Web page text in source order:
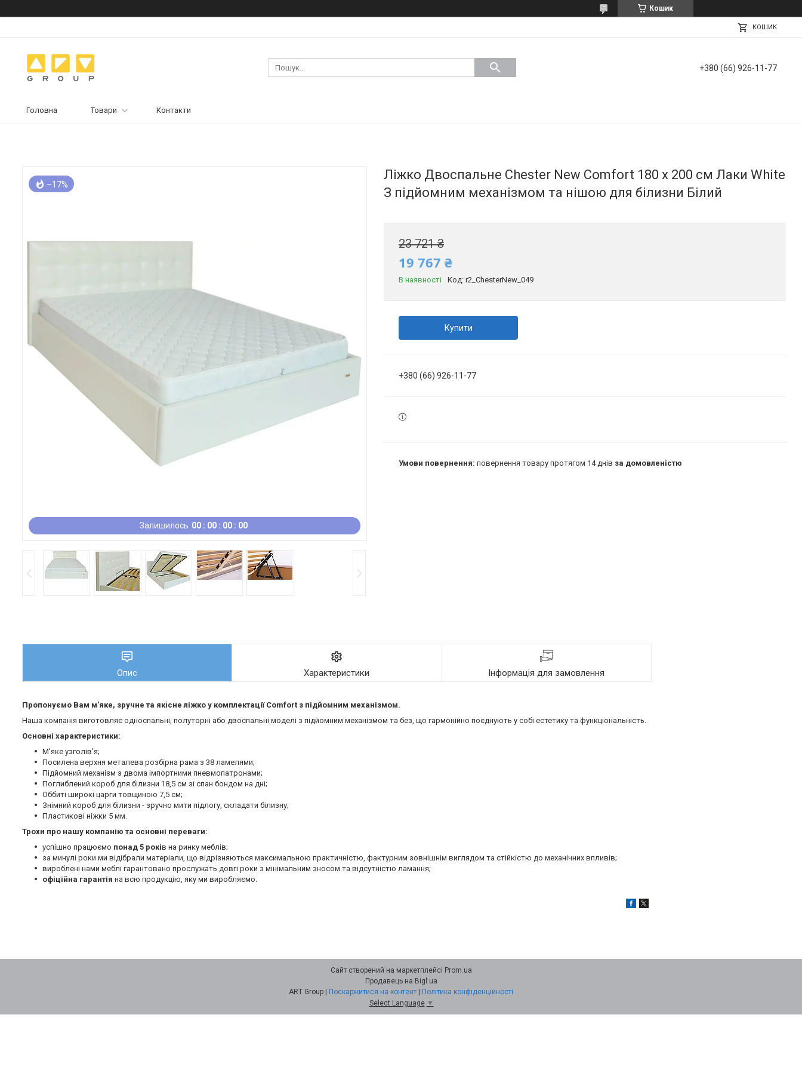
Кошик
КОШИК
+380 (66) 926-11-77
Головна Товари Контакти
Залишилось 00 00 00 00
–17%
Ліжко Двоспальне Chester New Comfort 180 х 200 см Лаки White
З підйомним механізмом та нішою для білизни Білий
23 721 ₴
19 767 ₴
В наявності Код: r2_ChesterNew_049
Купити
+380 (66) 926-11-77
повернення товару протягом 14 днів за домовленістю
Опис Характеристики Інформація для замовлення
Пропонуємо Вам м'яке, зручне та якiсне ліжко у комплектації Comfort з підйомним механізмом.
Наша компанія виготовляє односпальні, полуторні або двоспальні моделі з підйомним механізмом та без, що гармонійно поєднують у собі естетику та функціональність.
Основні характеристики:
М’яке узголів’я;
Посилена верхня металева розбірна рама з 38 ламелями;
Підйомний механізм з двома імпортними пневмопатронами;
Поглиблений короб для білизни 18,5 см зі спан бондом на дні;
Оббиті широкі царги товщиною 7,5 см;
Знімний короб для білизни - зручно мити підлогу, складати білизну;
Пластикові ніжки 5 мм.
Трохи про нашу компанію та основні переваги:
успішно працюємо понад 5 років на ринку меблів;
за минулі роки ми відібрали матеріали, що відрізняються максимальною практичністю, фактурним зовнішнім виглядом та стійкістю до механічних впливів;
вироблені нами меблі гарантовано прослужать довгі роки з мінімальним зносом та відсутністю ламання;
офіційна гарантія на всю продукцію, яку ми виробляємо.
Сайт створений на маркетплейсі Prom.ua
Продавець на Bigl.ua
Поскаржитися на контент
Політика конфіденційності
Select Language ▼